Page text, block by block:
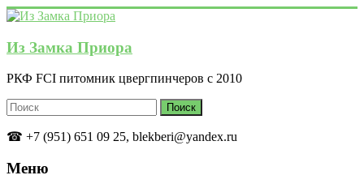
Перейти
содержимому
Из Замка Приора
РКФ FCI питомник цвергпинчеров с 2010
☎ +7 (951) 651 09 25, blekberi@yandex.ru
Меню